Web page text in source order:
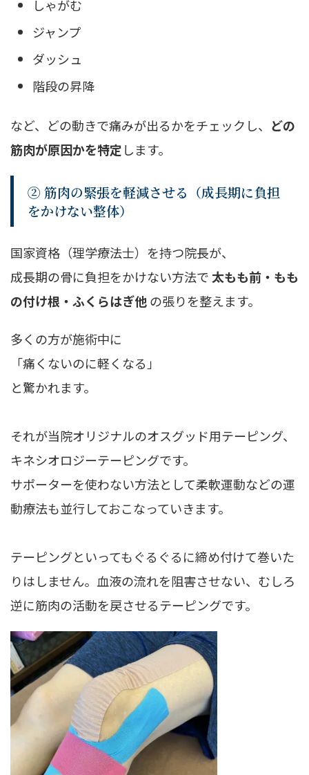
しゃがむ
ジャンプ
ダッシュ
階段の昇降
など、どの動きで痛みが出るかをチェックし、 どの
筋肉が原因かを特定します。
② 筋肉の緊張を軽減させる（成長期に負担
をかけない整体）
国家資格（理学療法士）を持つ院長が、
成長期の骨に負担をかけない方法で 太もも前・もも
の付け根・ふくらはぎ他の張りを整えます。
多くの方が施術中に
「痛くないのに軽くなる」
と驚かれます。
それが当院オリジナルのオスグッド用テーピング、
キネシオロジーテーピングです。
サポーターを使わない方法として柔軟運動などの運
動療法も並行しておこなっていきます。
テーピングといってもぐるぐるに締め付けて巻いた
りはしません。血液の流れを阻害させない、むしろ
逆に筋肉の活動を戻させるテーピングです。